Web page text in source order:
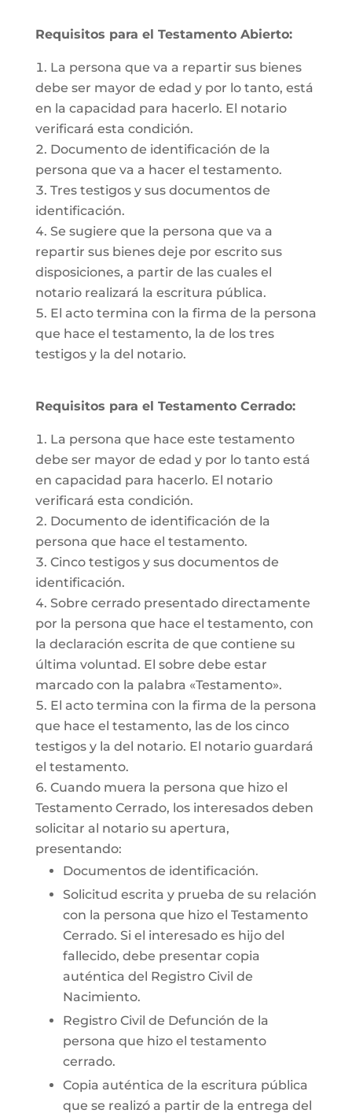
Requisitos para el Testamento Abierto:
La persona que va a repartir sus bienes
debe ser mayor de edad y por lo tanto, está
en la capacidad para hacerlo. El notario
verificará esta condición.
Documento de identificación de la
persona que va a hacer el testamento.
Tres testigos y sus documentos de
identificación.
Se sugiere que la persona que va a
repartir sus bienes deje por escrito sus
disposiciones, a partir de las cuales el
notario realizará la escritura pública.
El acto termina con la firma de la persona
que hace el testamento, la de los tres
testigos y la del notario.
Requisitos para el Testamento Cerrado:
La persona que hace este testamento
debe ser mayor de edad y por lo tanto está
en capacidad para hacerlo. El notario
verificará esta condición.
Documento de identificación de la
persona que hace el testamento.
Cinco testigos y sus documentos de
identificación.
Sobre cerrado presentado directamente
por la persona que hace el testamento, con
la declaración escrita de que contiene su
última voluntad. El sobre debe estar
marcado con la palabra «Testamento».
El acto termina con la firma de la persona
que hace el testamento, las de los cinco
testigos y la del notario. El notario guardará
el testamento.
Cuando muera la persona que hizo el
Testamento Cerrado, los interesados deben
solicitar al notario su apertura,
presentando:
Documentos de identificación.
Solicitud escrita y prueba de su relación
con la persona que hizo el Testamento
Cerrado. Si el interesado es hijo del
fallecido, debe presentar copia
auténtica del Registro Civil de
Nacimiento.
Registro Civil de Defunción de la
persona que hizo el testamento
cerrado.
Copia auténtica de la escritura pública
que se realizó a partir de la entrega del